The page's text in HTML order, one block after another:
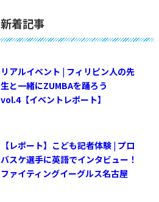
新着記事
リアルイベント | フィリピン人の先
生と一緒にZUMBAを踊ろう
vol.4【イベントレポート】
【レポート】こども記者体験 | プロ
バスケ選手に英語でインタビュー！
ファイティングイーグルス名古屋